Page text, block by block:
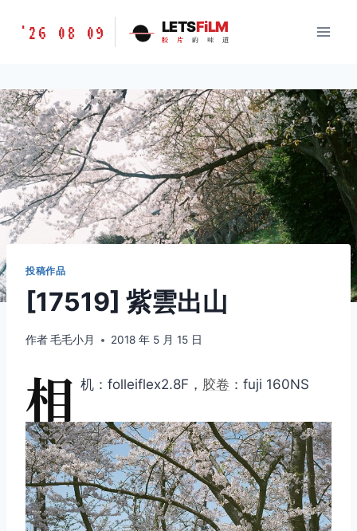
胶
味
道
LETSFILM
'26 08 09 LETSFiLM
胶 片 的 味 道
投稿作品
[17519] 紫雲出山
作者毛毛小月 2018 年 5 月 15 日
相 机：folleiflex2.8F， 胶卷 ：fuji 160NS